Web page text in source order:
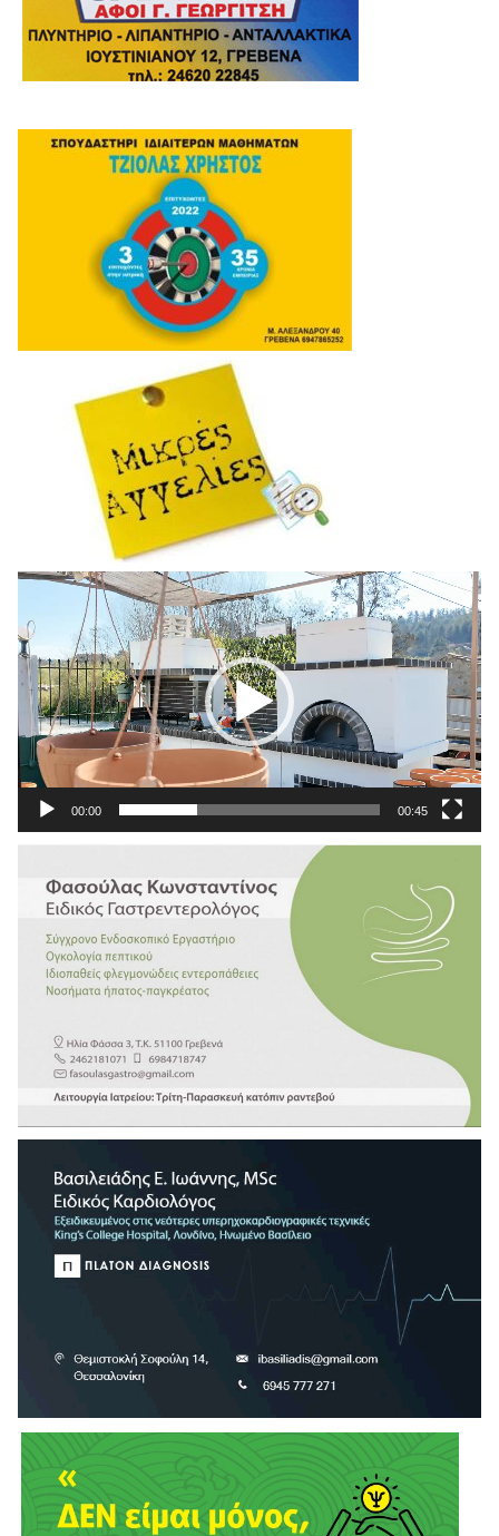
Πρόγραμμα
Αναπαραγωγής
Βίντεο
00:00 00:45